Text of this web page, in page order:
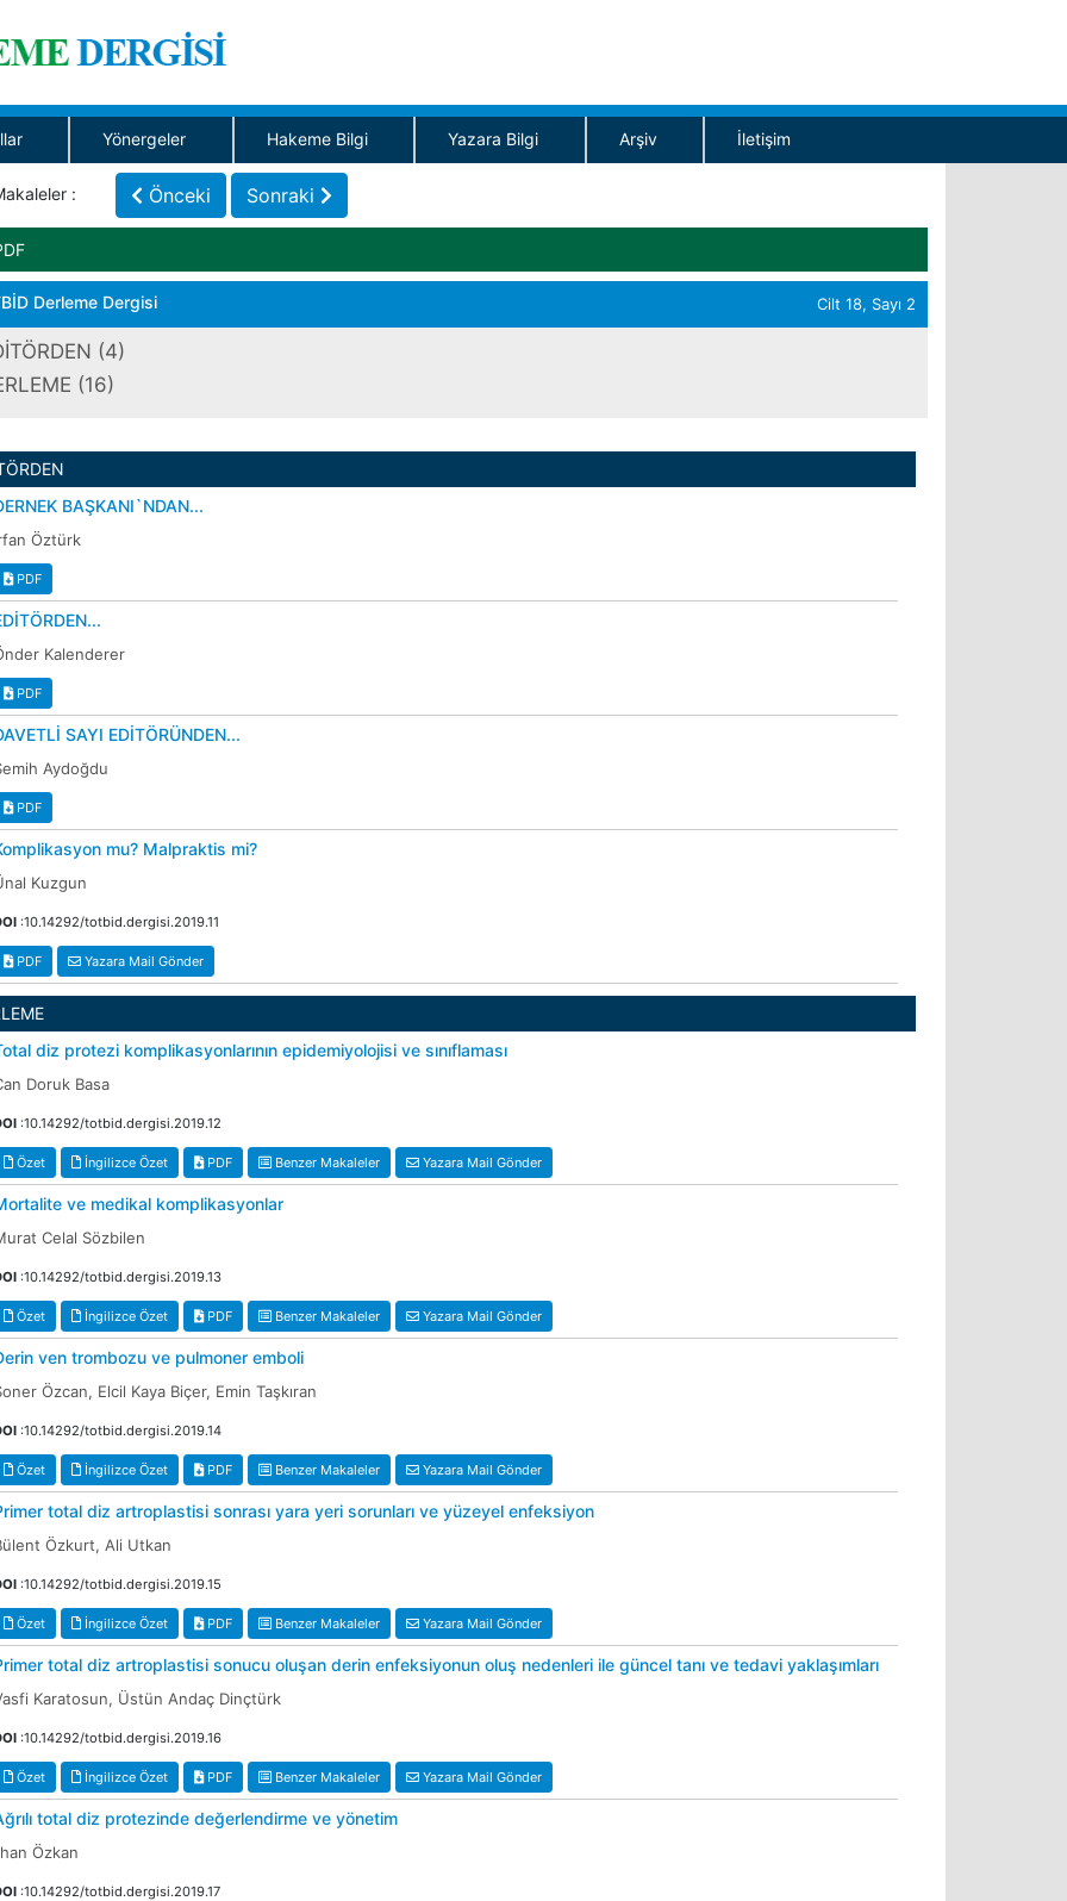
Yönergeler Hakeme Bilgi Yazara Bilgi Arşiv İletişim
: Önceki Sonraki
Derleme Dergisi Cilt 18, Sayı 2
(4)
(16)
BAŞKANI`NDAN...
Öztürk
PDF
Kalenderer
PDF
SAYI EDİTÖRÜNDEN...
Aydoğdu
PDF
mu? Malpraktis mi?
Kuzgun
:10.14292/totbid.dergisi.2019.11
PDF Yazara Mail Gönder
diz protezi komplikasyonlarının epidemiyolojisi ve sınıflaması
Doruk Basa
:10.14292/totbid.dergisi.2019.12
Özet İngilizce Özet PDF Benzer Makaleler Yazara Mail Gönder
ve medikal komplikasyonlar
Celal Sözbilen
:10.14292/totbid.dergisi.2019.13
Özet İngilizce Özet PDF Benzer Makaleler Yazara Mail Gönder
ven trombozu ve pulmoner emboli
Özcan, Elcil Kaya Biçer, Emin Taşkıran
:10.14292/totbid.dergisi.2019.14
Özet İngilizce Özet PDF Benzer Makaleler Yazara Mail Gönder
total diz artroplastisi sonrası yara yeri sorunları ve yüzeyel enfeksiyon
Özkurt, Ali Utkan
:10.14292/totbid.dergisi.2019.15
Özet İngilizce Özet PDF Benzer Makaleler Yazara Mail Gönder
total diz artroplastisi sonucu oluşan derin enfeksiyonun oluş nedenleri ile güncel tanı ve tedavi yaklaşımları
Karatosun, Üstün Andaç Dinçtürk
:10.14292/totbid.dergisi.2019.16
Özet İngilizce Özet PDF Benzer Makaleler Yazara Mail Gönder
total diz protezinde değerlendirme ve yönetim
Özkan
:10.14292/totbid.dergisi.2019.17